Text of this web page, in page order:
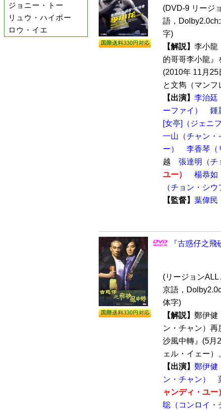
ジョニー・トー
リュウ・ハイボー
ロウ・イエ
(DVD-9 リージ
語，Dolby2.0ch
字)
【解説】 李小龍
的哥哥李小龍』
(2010年 11月
と文雋（マンフ
【出演】 李治廷
ーファイ）
鍾
[女亭]（ジェニ
一山（チャン・
ー）
李香琴（
越 張達明（チ
ユー）
楊恭如
（チョン・シ
【監督】 葉偉民
『古惑仔之
(リージョン
京語，
体字)
【解説】 鄭伊健
ン・チャン）
沙風中轉』(5月
ェル・イェー）
【出演】 鄭伊健
ン・チャン）
ャンディ・ユー
聡（コンロイ・